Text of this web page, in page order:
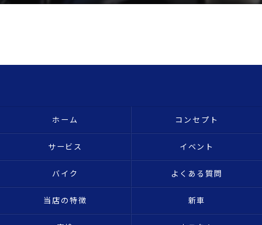
ホーム コンセプト
サービス イベント
バイク よくある質問
当店の特徴 新車